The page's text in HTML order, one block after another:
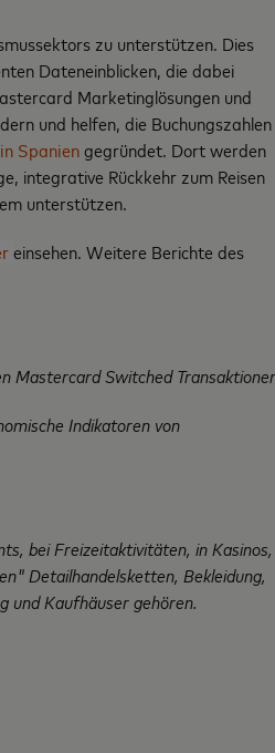
zu unterstützen. Dies
Dateneinblicken, die dabei
Marketinglösungen und
und helfen, die Buchungszahlen
Spaniengegründet. Dort werden
integrative Rückkehr zum Reisen
unterstützen.
einsehen. Weitere Berichte des
Mastercard Switched
Indikatoren von
bei Freizeitaktivitäten, in Kasinos,
Detailhandelsketten, Bekleidung,
und Kaufhäuser gehören.